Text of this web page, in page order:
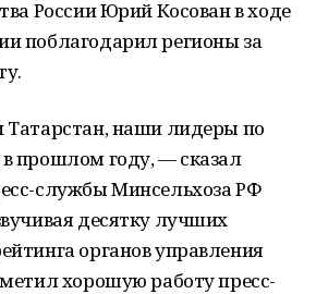
России Юрий Косован в ходе
поблагодарил регионы за
Татарстан, наши лидеры по
прошлом году, — сказал
службы Минсельхоза РФ
десятку лучших
органов управления
хорошую работу пресс-